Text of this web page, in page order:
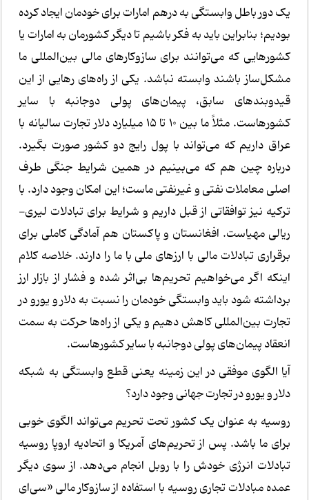
یک دور باطل وابستگی به درهم امارات برای خودمان ایجاد کرده
بودیم؛ بنابراین باید به فکر باشیم تا دیگر کشورمان به امارات یا
کشورهایی که می‌توانند برای سازوکارهای مالی بین‌المللی ما
مشکل‌ساز باشند وابسته نباشد. یکی از راه‌های رهایی از این
قیدوبندهای سابق، پیمان‌های پولی دوجانبه با سایر
کشورهاست. مثلاً ما بین 10 تا 15 میلیارد دلار تجارت سالیانه با
عراق داریم که می‌تواند با پول رایج دو کشور صورت بگیرد.
درباره چین هم که می‌بینیم در همین شرایط جنگی طرف
اصلی معاملات نفتی و غیرنفتی ماست؛ این امکان وجود دارد. با
ترکیه نیز توافقاتی از قبل داریم و شرایط برای تبادلات لیری-
ریالی مهیاست. افغانستان و پاکستان هم آمادگی کاملی برای
برقراری تبادلات مالی با ارزهای ملی با ما را دارند. خلاصه کلام
اینکه اگر می‌خواهیم تحریم‌ها بی‌اثر شده و فشار از بازار ارز
برداشته شود باید وابستگی خودمان را نسبت به دلار و یورو در
تجارت بین‌المللی کاهش دهیم و یکی از راه‌ها حرکت به سمت
انعقاد پیمان‌های پولی دوجانبه با سایر کشورهاست.
آیا الگوی موفقی در این زمینه یعنی قطع وابستگی به شبکه
دلار و یورو در تجارت جهانی وجود دارد؟
روسیه به عنوان یک کشور تحت تحریم می‌تواند الگوی خوبی
برای ما باشد. پس از تحریم‌های آمریکا و اتحادیه اروپا روسیه
تبادلات انرژی خودش را با روبل انجام می‌دهد. از سوی دیگر
عمده مبادلات تجاری روسیه با استفاده از سازوکار مالی «سی‌ای